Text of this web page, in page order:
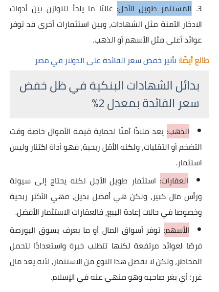
المستثمر طويل الأجل: غالبًا ما يلجأ للتوازن بين أدوات
الادخار الآمنة مثل الشهادات، وبين استثمارات أخرى قد توفر
عوائد أعلى مثل الأسهم أو الذهب.
طالع أيضًا:تأثير خفض سعر الفائدة على الدولار في مصر
بدائل الشهادات البنكية في ظل خفض
سعر الفائدة بمعدل 2%
الذهب: يعد ملاذًا آمنًا لحماية قيمة الأموال خاصة وقت
التضخم أو التقلبات، ولكنه الأقل ربحية، فهو أداة اكتناز وليس
استثمار.
العقارات: استثمار طويل الأجل لكنه يحتاج إلى سيولة
ورأس مال كبير، ولكن هي أفضل بديل، فهي الأكثر ربحية
وخصوصا في حالات إعادة البيع، فالعقارات الاستثمار الأفضل.
الأسهم: توفر أسواق المال أو ما يعرف بسوق البورصة
فرصًا لعوائد مرتفعة لكنها تتطلب خبرة واستعدادًا لتحمل
المخاطر، ولكن لا نفضل هذا النوع من الاستثمار، لأنه يعد مال
غرر؛ أي يغر صاحبه وهو منهي عنه في الإسلام.